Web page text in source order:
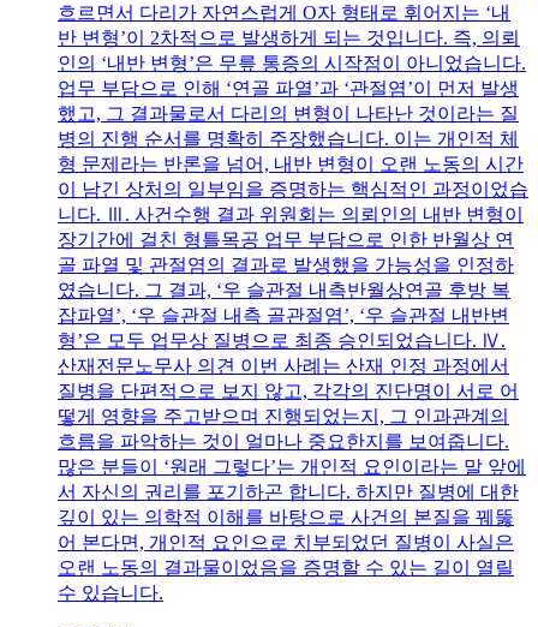
흐르면서 다리가 자연스럽게 O자 형태로 휘어지는 ‘내
반 변형’이 2차적으로 발생하게 되는 것입니다. 즉, 의뢰
인의 ‘내반 변형’은 무릎 통증의 시작점이 아니었습니다.
업무 부담으로 인해 ‘연골 파열’과 ‘관절염’이 먼저 발생
했고, 그 결과물로서 다리의 변형이 나타난 것이라는 질
병의 진행 순서를 명확히 주장했습니다. 이는 개인적 체
형 문제라는 반론을 넘어, 내반 변형이 오랜 노동의 시간
이 남긴 상처의 일부임을 증명하는 핵심적인 과정이었습
니다. Ⅲ. 사건수행 결과 위원회는 의뢰인의 내반 변형이
장기간에 걸친 형틀목공 업무 부담으로 인한 반월상 연
골 파열 및 관절염의 결과로 발생했을 가능성을 인정하
였습니다. 그 결과, ‘우 슬관절 내측반월상연골 후방 복
잡파열’, ‘우 슬관절 내측 골관절염’, ‘우 슬관절 내반변
형’은 모두 업무상 질병으로 최종 승인되었습니다. Ⅳ.
산재전문노무사 의견 이번 사례는 산재 인정 과정에서
질병을 단편적으로 보지 않고, 각각의 진단명이 서로 어
떻게 영향을 주고받으며 진행되었는지, 그 인과관계의
흐름을 파악하는 것이 얼마나 중요한지를 보여줍니다.
많은 분들이 ‘원래 그렇다’는 개인적 요인이라는 말 앞에
서 자신의 권리를 포기하곤 합니다. 하지만 질병에 대한
깊이 있는 의학적 이해를 바탕으로 사건의 본질을 꿰뚫
어 본다면, 개인적 요인으로 치부되었던 질병이 사실은
오랜 노동의 결과물이었음을 증명할 수 있는 길이 열릴
수 있습니다.